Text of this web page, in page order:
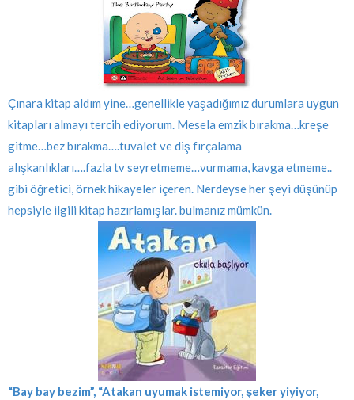
Çınara kitap aldım yine…genellikle yaşadığımız durumlara uygun
kitapları almayı tercih ediyorum. Mesela emzik bırakma…kreşe
gitme…bez bırakma….tuvalet ve diş fırçalama
alışkanlıkları….fazla tv seyretmeme…vurmama, kavga etmeme..
gibi öğretici, örnek hikayeler içeren. Nerdeyse her şeyi düşünüp
hepsiyle ilgili kitap hazırlamışlar. bulmanız mümkün.
“Bay bay bezim”, “Atakan uyumak istemiyor, şeker yiyiyor,